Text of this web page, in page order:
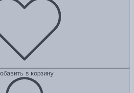
в корзину